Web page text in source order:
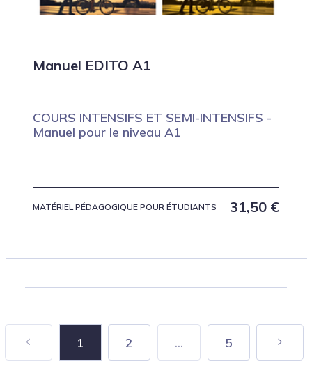
Manuel EDITO A1
COURS INTENSIFS ET SEMI-INTENSIFS -
Manuel pour le niveau A1
MATÉRIEL PÉDAGOGIQUE POUR ÉTUDIANTS 31,50 €
1 2 ... 5